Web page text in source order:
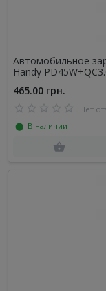
Автомобильное
Handy
465.00 грн.
Нет
⬤ В наличии